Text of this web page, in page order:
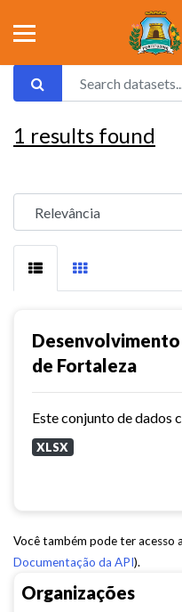
Organizações
1 results found
de Fortaleza
XLSX
Você também pode ter acesso
Documentação da API).